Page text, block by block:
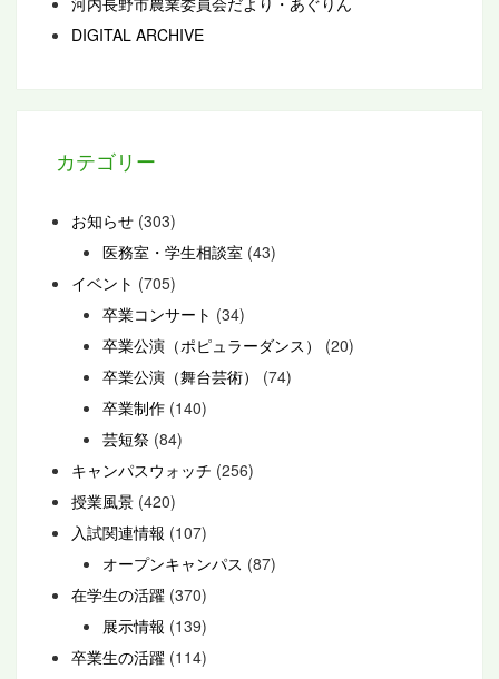
DIGITAL ARCHIVE
カテゴリー
お知らせ (303)
医務室・学生相談室 (43)
イベント (705)
卒業コンサート (34)
卒業公演（ポピュラーダンス）
(20)
卒業公演（舞台芸術）
(74)
卒業制作 (140)
芸短祭 (84)
キャンパスウォッチ (256)
授業風景 (420)
入試関連情報 (107)
オープンキャンパス (87)
在学生の活躍 (370)
展示情報 (139)
卒業生の活躍 (114)